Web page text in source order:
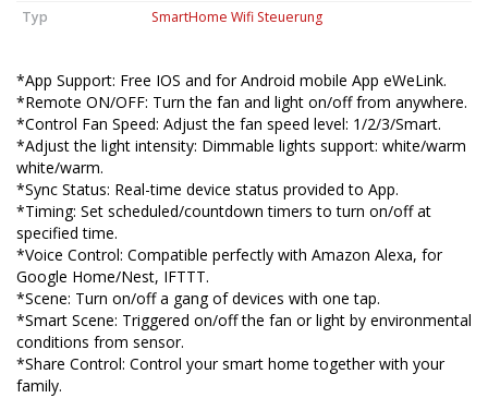
Typ
SmartHome Wifi Steuerung
*App Support: Free IOS and for Android mobile App eWeLink.
*Remote ON/OFF: Turn the fan and light on/off from anywhere.
*Control Fan Speed: Adjust the fan speed level: 1/2/3/Smart.
*Adjust the light intensity: Dimmable lights support: white/warm
white/warm.
*Sync Status: Real-time device status provided to App.
*Timing: Set scheduled/countdown timers to turn on/off at
specified time.
*Voice Control: Compatible perfectly with Amazon Alexa, for
Google Home/Nest, IFTTT.
*Scene: Turn on/off a gang of devices with one tap.
*Smart Scene: Triggered on/off the fan or light by environmental
conditions from sensor.
*Share Control: Control your smart home together with your
family.